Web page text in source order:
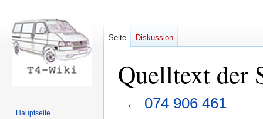
Quelltext der
← 074 906 461
Seite Diskussion
Hauptseite